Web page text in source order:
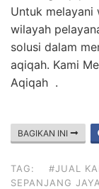
Untuk melayani
wilayah
solusi dalam
aqiqah. Kami
Aqiqah .
BAGIKAN INI
TAG:
#JUAL
SEPANJANG